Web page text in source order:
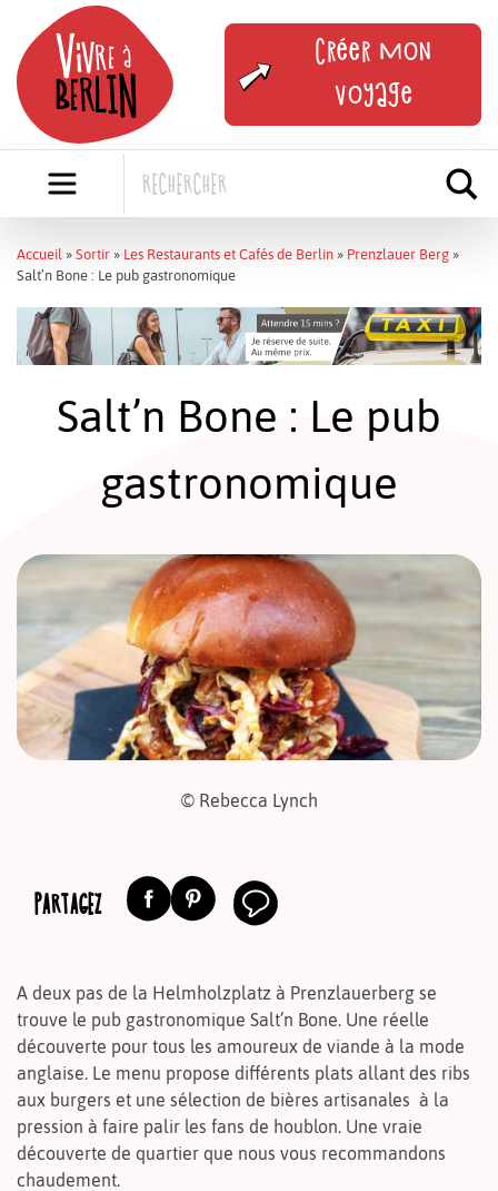
content
Créer mon
voyage
Accueil » Sortir » Les Restaurants et Cafés de Berlin » Prenzlauer Berg »
Salt’n Bone : Le pub gastronomique
Salt’n Bone : Le pub
gastronomique
© Rebecca Lynch
PARTAGEZ
A deux pas de la Helmholzplatz à Prenzlauerberg se
trouve le pub gastronomique Salt’n Bone. Une réelle
découverte pour tous les amoureux de viande à la mode
anglaise. Le menu propose différents plats allant des ribs
aux burgers et une sélection de bières artisanales à la
pression à faire palir les fans de houblon. Une vraie
découverte de quartier que nous vous recommandons
chaudement.